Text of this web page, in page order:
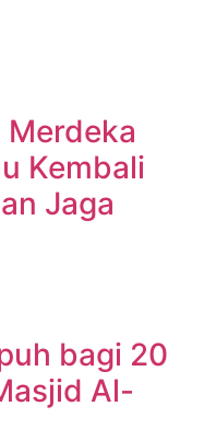
Merdeka
Kembali
Jaga
bagi 20
Al-